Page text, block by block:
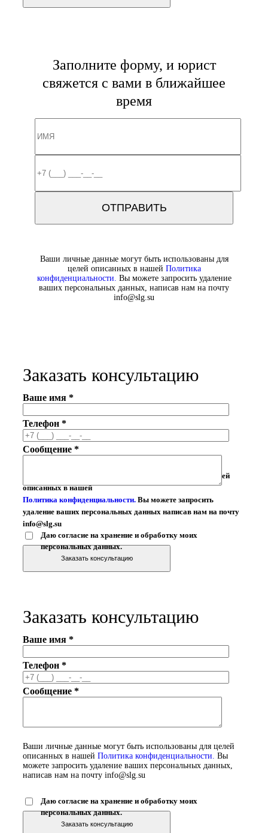
Заполните форму, и юрист
свяжется с вами в ближайшее
время
Ваши личные данные могут быть использованы для
целей описанных в нашей Политика
конфиденциальности. Вы можете запросить удаление
ваших персональных данных, написав нам на почту
info@slg.su
Заказать консультацию
Ваше имя *
Телефон *
Сообщение *
Ваши личные данные могут быть использованы для целей
описанных в нашей
Политика конфиденциальности. Вы можете запросить
удаление ваших персональных данных написав нам на почту
info@slg.su
Даю согласие на хранение и обработку моих
персональных данных.
Заказать консультацию
Ваше имя *
Телефон *
Сообщение *
Ваши личные данные могут быть использованы для целей
описанных в нашей Политика конфиденциальности. Вы
можете запросить удаление ваших персональных данных,
написав нам на почту info@slg.su
Даю согласие на хранение и обработку моих
персональных данных.